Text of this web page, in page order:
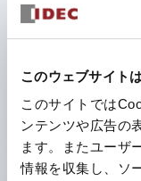
このウェブサイト
このサイトでは
ンテンツや広告の
ます。またユーザ
情報を収集し、ソ
護構造：IP65。
IP40）
チも完備。
ワールドワイド
1つで6色の役を